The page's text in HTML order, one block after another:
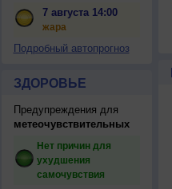
7 августа 14:00
жара
Подробный автопрогноз
ЗДОРОВЬЕ
Предупреждения для
метеочувствительных
Нет причин для
ухудшения
самочувствия